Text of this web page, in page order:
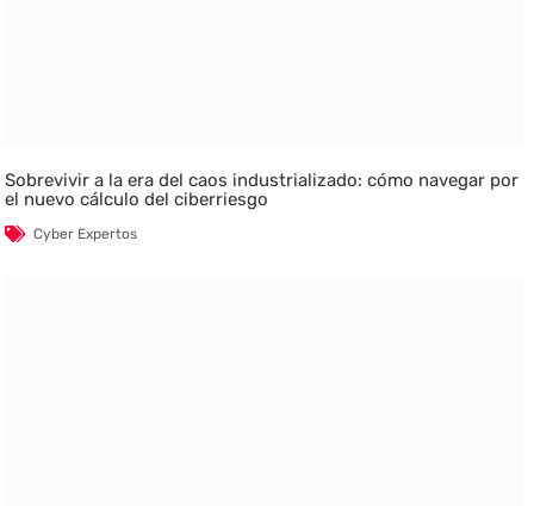
Sobrevivir a la era del caos industrializado: cómo navegar por
el nuevo cálculo del ciberriesgo
Cyber Expertos